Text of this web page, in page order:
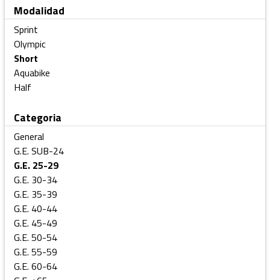
Modalidad
Sprint
Olympic
Short
Aquabike
Half
Categoria
General
G.E. SUB-24
G.E. 25-29
G.E. 30-34
G.E. 35-39
G.E. 40-44
G.E. 45-49
G.E. 50-54
G.E. 55-59
G.E. 60-64